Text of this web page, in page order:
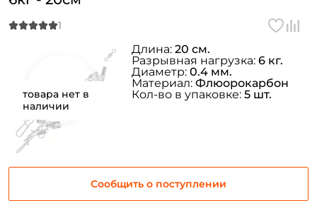
товара нет в
наличии
Сообщить о поступлении
Длина: 20 см.
Разрывная нагрузка: 6 кг.
Диаметр: 0.4 мм.
Материал: Флюорокарбон
Кол-во в упаковке: 5 шт.
Номер телефона: *
Придумайте пароль: *
Повторите пароль: *
Заполняя данную форму вы соглашаетесь на обработку
персональных данных